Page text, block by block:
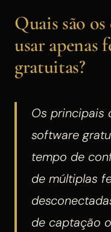
Quais são
usar apenas
gratuitas?
Os principais
software
tempo de
de múltiplas
de captação